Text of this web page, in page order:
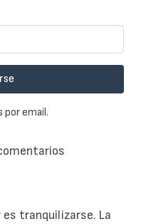
es tranquilizarse. La
por email.